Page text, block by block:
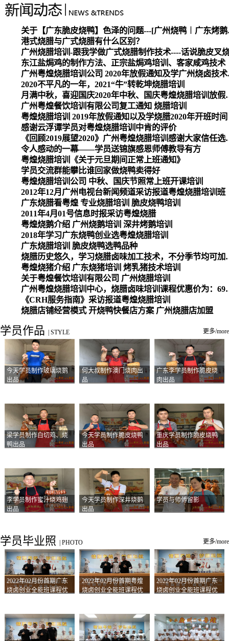
关于【广
港式烧腊与广式烧腊有什么区别？
广州烧腊培训-跟我学做广式烧腊制作技术----话说脆皮叉
东江盐焗鸡的制作方法、正宗盐焗鸡培训、客家咸鸡技术
广州粤煌
2020不平凡的一年，2021“牛”转乾坤烧腊培训
月满中秋，喜迎
广州粤煌餐饮培训有限公司复工通知 烧腊培训
粤煌烧腊培训 2019年放假通知以及学烧腊2020年开班时间
感谢云浮谭学员对粤煌烧腊培训中肯的评价
《回顾2019展望
令人感动的一幕——学员送锦旗感恩师傅教导有方
粤煌烧腊培训《关于元旦期间正常上班通知》
学员交流群能攀比谁回家做烧鸭卖得好
粤煌烧腊培训公司 中秋、国庆节照常上班开课培训
2012年12月广州电视台新闻频道采访报道粤煌烧腊培训班
广东烧腊看粤煌 专业烧腊培训 脆皮烧鸭培训
2011年4月01号信息时报采访粤煌烧腊
粤煌烧鹅介绍 广州烧鹅培训 深井烤鹅培训
2018年学习广东烧鸭创业选粤煌烧腊培训
广东烧腊培训 脆皮烧鸭选鸭品种
烧腊历史悠久，学习
粤煌烧猪介绍 广东烧猪培训 烤乳猪技术培训
关于粤煌餐饮培训有限公司 广州烧腊培训
广州粤煌烧腊培训中心，烧腊卤味培训课程优惠价为：6980元
《CRH服务指南》采访报道粤煌烧腊培训
烧腊店铺经营模式 开烧鸭快餐店方案 广州烧腊店加盟
学员作品 STYLE 更多/more
今天学员制作玻璃烧鹅
出品
何大叔制作澳门烧肉出
品
广东李学员制作脆皮烧
肉出品
梁学员制作白切鸡、烧
鸭出品
今天学员制作脆皮烧鸭
出品
重庆学员制作脆皮烧鸭
出品
李学员制作蜜汁烧鸡翅
出品
今天学员制作深井烧鹅
出品
学员与师傅留影
学员毕业照 PHOTO 更多/more
2022年02月份首期广东
烧卤创业全能班课程优
2022年02月份首期粤煌
烧卤创业全能班课程优
2022年02月份首期广东
烧卤创业全能班课程优